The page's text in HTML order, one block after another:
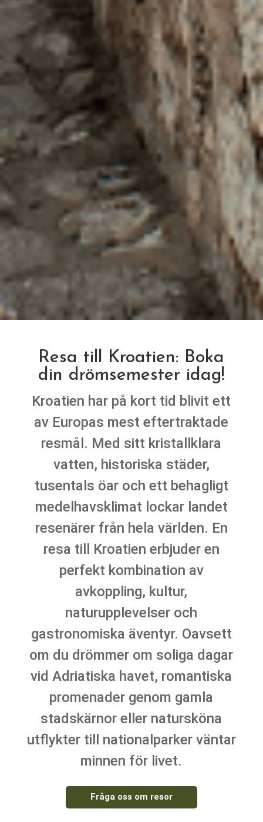
Resa till Kroatien: Boka
din drömsemester idag!
Kroatien har på kort tid blivit ett
av Europas mest eftertraktade
resmål. Med sitt kristallklara
vatten, historiska städer,
tusentals öar och ett behagligt
medelhavsklimat lockar landet
resenärer från hela världen. En
resa till Kroatien erbjuder en
perfekt kombination av
avkoppling, kultur,
naturupplevelser och
gastronomiska äventyr. Oavsett
om du drömmer om soliga dagar
vid Adriatiska havet, romantiska
promenader genom gamla
stadskärnor eller natursköna
utflykter till nationalparker väntar
minnen för livet.
Fråga oss om resor